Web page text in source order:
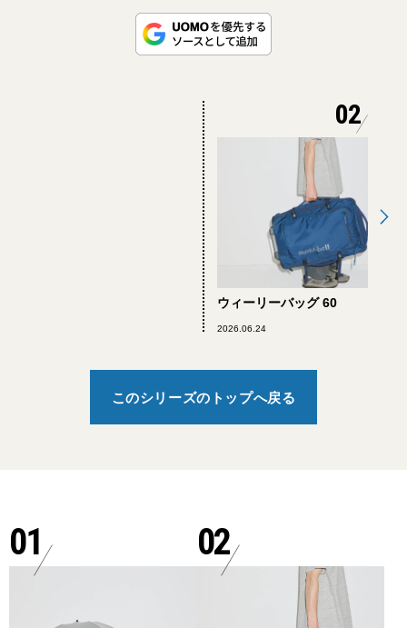
02
ウィーリーバッグ 60
2026.06.24
このシリーズのトップへ戻る
01 02